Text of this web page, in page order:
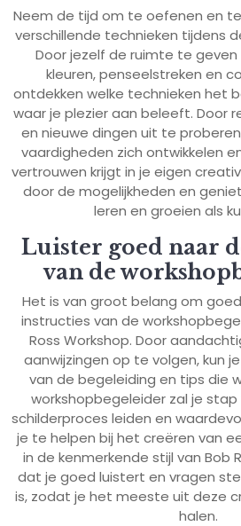
Neem de tijd om te oefenen en
verschillende technieken tijdens
Door jezelf de ruimte te
kleuren, penseelstreken en
ontdekken welke technieken het
waar je plezier aan beleeft. Door
en nieuwe dingen uit te
vaardigheden zich ontwikkelen
vertrouwen krijgt in je eigen
door de mogelijkheden en
leren en groeien als
Luister goed naar
van de
Het is van groot belang om
instructies van de
Ross Workshop. Door
aanwijzingen op te volgen, kun
van de begeleiding en tips die
workshopbegeleider zal je
schilderproces leiden en
je te helpen bij het creëren van
in de kenmerkende stijl van Bob
dat je goed luistert en vragen
is, zodat je het meeste uit deze
halen.